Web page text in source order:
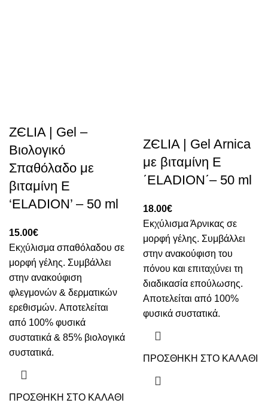
ZЄLIA | Gel –
Βιολογικό
Σπαθόλαδο με
βιταμίνη Ε
‘ELADION’ – 50 ml
15.00€
Εκχύλισμα σπαθόλαδου σε
μορφή γέλης. Συμβάλλει
στην ανακούφιση
φλεγμονών & δερματικών
ερεθισμών. Aποτελείται
από 100% φυσικά
συστατικά & 85% βιολογικά
συστατικά.
ΠΡΟΣΘΗΚΗ ΣΤΟ ΚΑΛΑΘΙ
ZЄLIA | Gel Arnica
με βιταμίνη Ε
΄ELADION΄– 50 ml
18.00€
Εκχύλισμα Άρνικας σε
μορφή γέλης. Συμβάλλει
στην ανακούφιση του
πόνου και επιταχύνει τη
διαδικασία επούλωσης.
Aποτελείται από 100%
φυσικά συστατικά.
ΠΡΟΣΘΗΚΗ ΣΤΟ ΚΑΛΑΘΙ